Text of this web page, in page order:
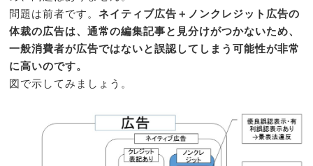
問題は前者です。ネイティブ広告＋ノンクレジット広告の
体裁の広告は、通常の編集記事と見分けがつかないため、
一般消費者が広告ではないと誤認してしまう可能性が非常
に高いのです。
図で示してみましょう。